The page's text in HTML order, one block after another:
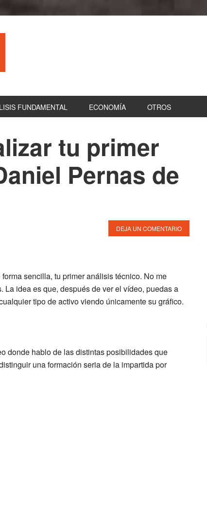
FUNDAMENTAL ECONOMÍA OTROS
tu primer
Pernas de
DEJA UN COMENTARIO
sencilla, tu primer análisis técnico. No me
idea es que, después de ver el vídeo, puedas a
tipo de activo viendo únicamente su gráfico.
donde hablo de las distintas posibilidades que
una formación seria de la impartida por